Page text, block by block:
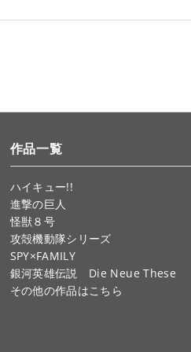
作品一覧
ハイキュー!!
進撃の巨人
怪獣８号
攻殻機動隊シリーズ
SPY×FAMILY
銀河英雄伝説 Die Neue These
その他の作品はこちら